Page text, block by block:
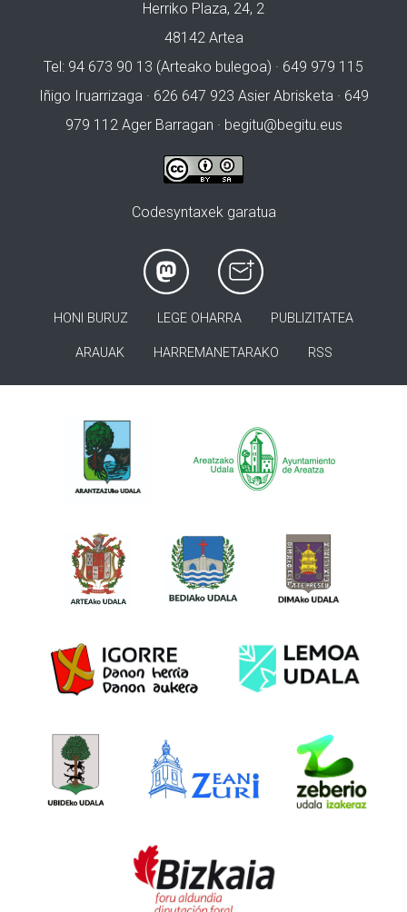
Herriko Plaza, 24, 2
48142 Artea
Tel: 94 673 90 13 (Arteako bulegoa) · 649 979 115
Iñigo Iruarrizaga · 626 647 923 Asier Abrisketa · 649
979 112 Ager Barragan · begitu@begitu.eus
Codesyntaxek garatua
HONI BURUZ LEGE OHARRA PUBLIZITATEA
ARAUAK HARREMANETARAKO RSS